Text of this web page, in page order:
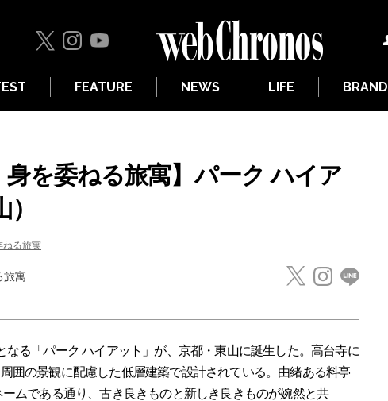
FEATURE NEWS LIFE BRAND
身を委ねる旅寓】パーク ハイア
ねる旅寓
旅寓
なる「パーク ハイアット」が、京都・東山に誕生した。高台寺に
囲の景観に配慮した低層建築で設計されている。由緒ある料亭
ームである通り、古き良きものと新しき良きものが婉然と共